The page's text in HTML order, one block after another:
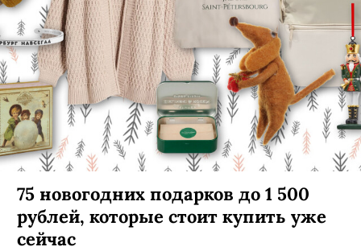
75 новогодних подарков до 1 500
рублей, которые стоит купить уже
сейчас